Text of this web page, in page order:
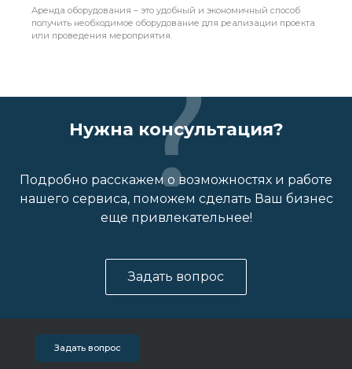
Аренда оборудования – это удобный и экономичный способ
получить необходимое оборудование для реализации проекта
или проведения мероприятия.
Нужна консультация?
Подробно расскажем о возможностях и работе
нашего сервиса, поможем сделать Ваш бизнес
еще привлекательнее!
Задать вопрос
Задать вопрос